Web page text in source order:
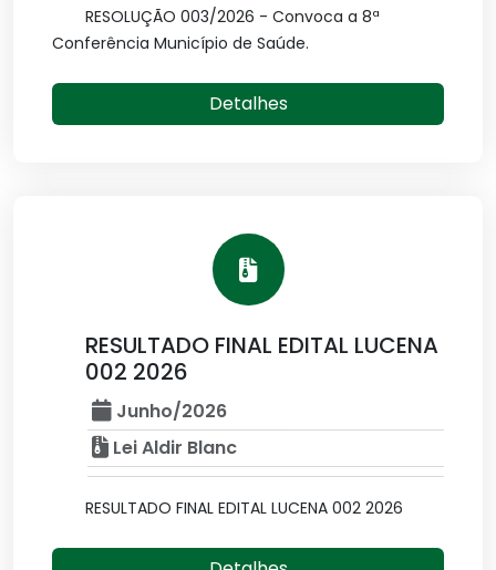
RESOLUÇÃO 003/2026 - Convoca a 8ª
Conferência Município de Saúde.
Detalhes
RESULTADO FINAL EDITAL LUCENA
002 2026
Junho/2026
Lei Aldir Blanc
RESULTADO FINAL EDITAL LUCENA 002 2026